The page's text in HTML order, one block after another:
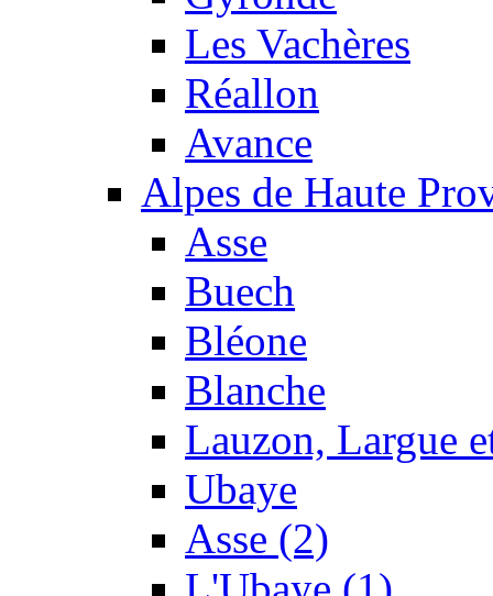
Les Vachères
Réallon
Avance
Alpes de Haute
Asse
Buech
Bléone
Blanche
Lauzon, Largue
Ubaye
Asse (2)